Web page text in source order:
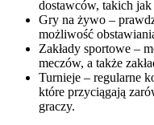
dostawców, takich
Gry na żywo –
możliwość
Zakłady sportowe –
meczów, a także
Turnieje – regularne
które przyciągają
graczy.